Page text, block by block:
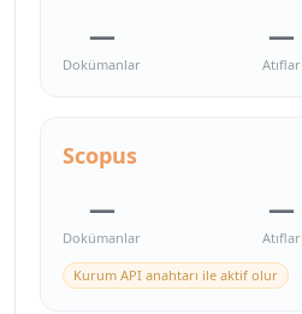
—
Dokümanlar
—
Atıflar
Scopus
—
Dokümanlar
—
Atıflar
Kurum API anahtarı ile aktif olur